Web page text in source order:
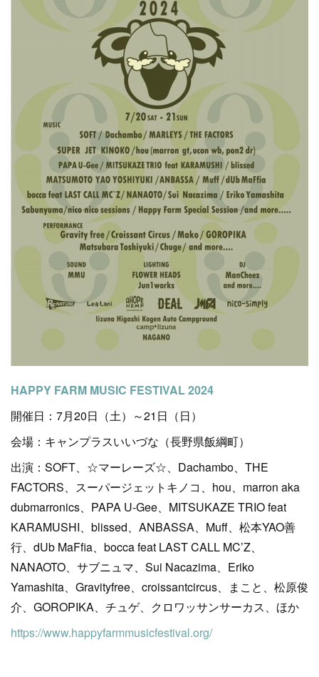
HAPPY FARM MUSIC FESTIVAL 2024
開催日：7月20日（土）～21日（日）
会場：キャンプラスいいづな（長野県飯綱町）
出演：SOFT、☆マーレーズ☆、Dachambo、THE
FACTORS、スーパージェットキノコ、hou、marron aka
dubmarronics、PAPA U-Gee、MITSUKAZE TRIO feat
KARAMUSHI、blissed、ANBASSA、Muff、松本YAO善
行、dUb MaFfia、bocca feat LAST CALL MC’Z、
NANAOTO、サブニュマ、Sui Nacazima、Eriko
Yamashita、Gravityfree、croissantcircus、まこと、松原俊
介、GOROPIKA、チュゲ、クロワッサンサーカス、ほか
https://www.happyfarmmusicfestival.org/